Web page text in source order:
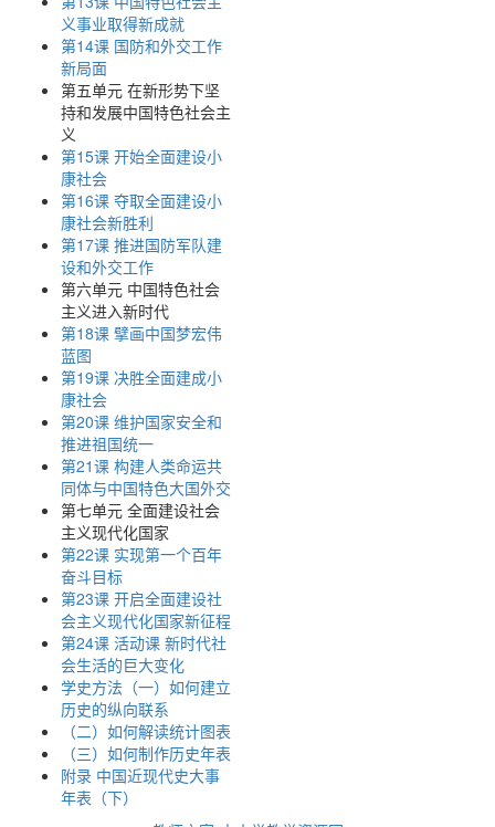
义事业取得新成就
第14课 国防和外交工作
新局面
第五单元 在新形势下坚
持和发展中国特色社会主
义
第15课 开始全面建设小
康社会
第16课 夺取全面建设小
康社会新胜利
第17课 推进国防军队建
设和外交工作
第六单元 中国特色社会
主义进入新时代
第18课 擘画中国梦宏伟
蓝图
第19课 决胜全面建成小
康社会
第20课 维护国家安全和
推进祖国统一
第21课 构建人类命运共
同体与中国特色大国外交
第七单元 全面建设社会
主义现代化国家
第22课 实现第一个百年
奋斗目标
第23课 开启全面建设社
会主义现代化国家新征程
第24课 活动课 新时代社
会生活的巨大变化
学史方法（一）如何建立
历史的纵向联系
（二）如何解读统计图表
（三）如何制作历史年表
附录 中国近现代史大事
年表（下）